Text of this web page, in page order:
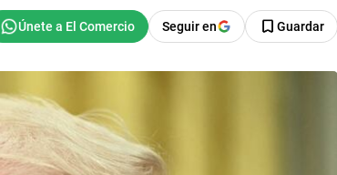
Seguir en Guardar